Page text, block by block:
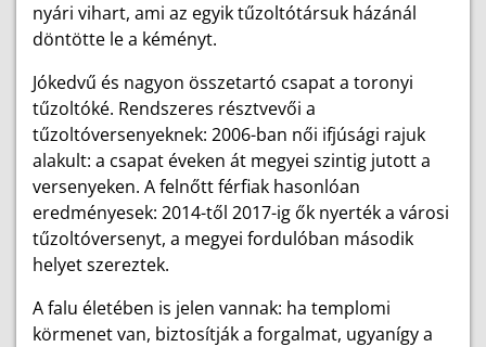
nyári vihart, ami az egyik tűzoltótársuk házánál
döntötte le a kéményt.
Jókedvű és nagyon összetartó csapat a toronyi
tűzoltóké. Rendszeres résztvevői a
tűzoltóversenyeknek: 2006-ban női ifjúsági rajuk
alakult: a csapat éveken át megyei szintig jutott a
versenyeken. A felnőtt férfiak hasonlóan
eredményesek: 2014-től 2017-ig ők nyerték a városi
tűzoltóversenyt, a megyei fordulóban második
helyet szereztek.
A falu életében is jelen vannak: ha templomi
körmenet van, biztosítják a forgalmat, ugyanígy a